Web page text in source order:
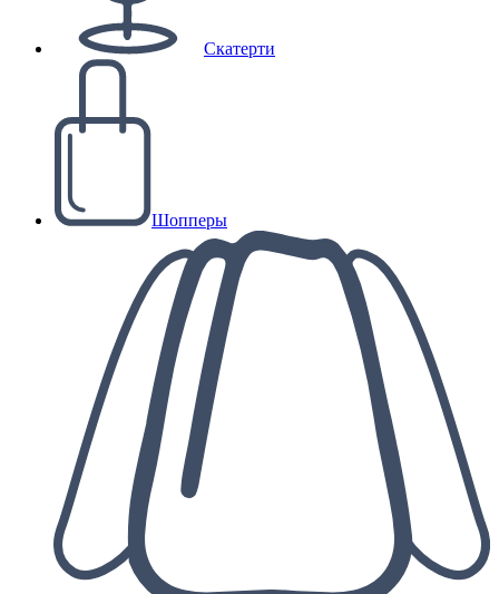
Скатерти
Шопперы